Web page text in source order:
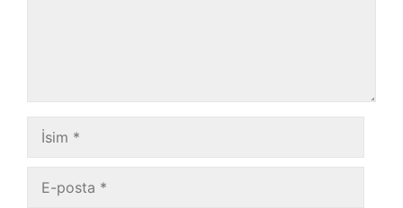
İsim
posta